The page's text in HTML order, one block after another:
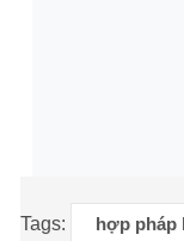
Tags: hợp pháp